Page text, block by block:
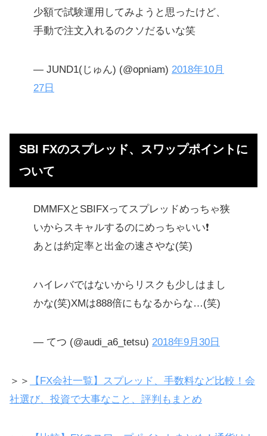
少額で試験運用してみようと思ったけど、
手動で注文入れるのクソだるいな笑
— JUND1(じゅん) (@opniam) 2018年10月
27日
SBI FXのスプレッド、スワップポイントに
ついて
DMMFXとSBIFXってスプレッドめっちゃ狭
いからスキャルするのにめっちゃいい❗
あとは約定率と出金の速さやな(笑)
ハイレバではないからリスクも少しはまし
かな(笑)XMは888倍にもなるからな…(笑)
— てつ (@audi_a6_tetsu) 2018年9月30日
＞＞
【FX会社一覧】スプレッド、手数料など比較！会
社選び、投資で大事なこと、評判もまとめ